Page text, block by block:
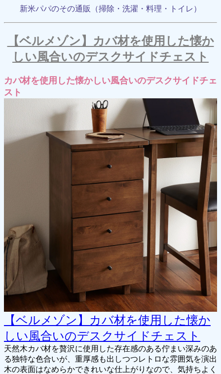
新米パパのその通販（掃除・洗濯・料理・トイレ）
【ベルメゾン】カバ材を使用した懐か
しい風合いのデスクサイドチェスト
カバ材を使用した懐かしい風合いのデスクサイドチェ
スト
【ベルメゾン】カバ材を使用した懐か
しい風合いのデスクサイドチェスト
天然木カバ材を贅沢に使用した存在感のある佇まい深みのあ
る独特な色合いが、重厚感も出しつつレトロな雰囲気を演出
木の表面はなめらかできれいな仕上がりなので、気持ちよく